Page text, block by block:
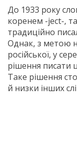
До 1933 року
коренем -ject-,
традиційно
Однак, з метою
російської, у
рішення писати
Таке рішення
й низки інших